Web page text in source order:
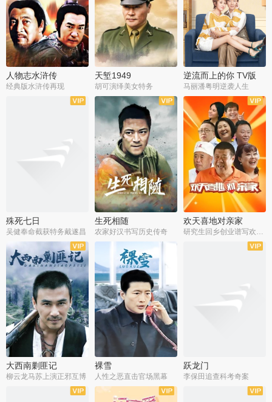
人物志水浒传
经典版水浒传再现
天堑1949
胡可演绎美女特务
逆流而上的你 TV版
马丽潘粤明逆袭人生
殊死七日
吴健奉命截获特务戴遂昌
全21集
生死相随
农家好汉书写历史传奇
全35集
欢天喜地对亲家
大西南剿匪记
柳云龙马苏上演正邪互博
全21集
裸雪
人性之恶直击官场黑幕
跃龙门
李保田追查科考奇案
全37集